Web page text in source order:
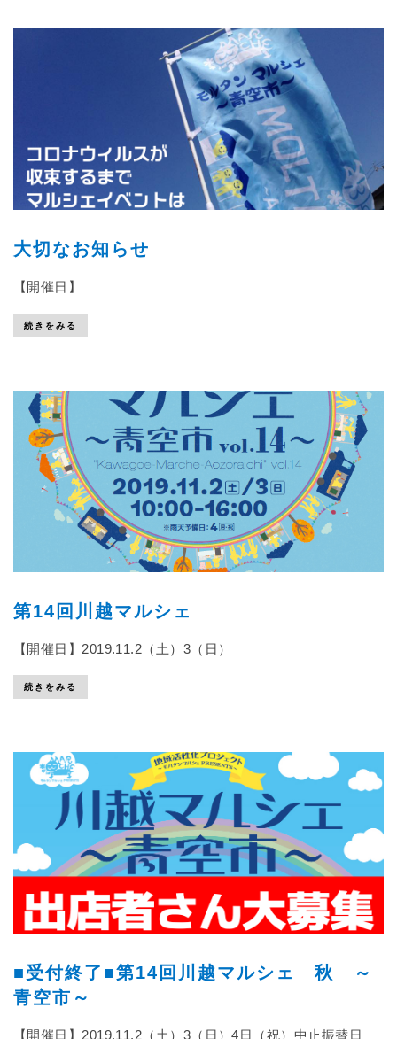
大切なお知らせ
【開催日】
続きをみる
第14回川越マルシェ
【開催日】2019.11.2（土）3（日）
続きをみる
■受付終了■第14回川越マルシェ 秋 ～
青空市～
【開催日】2019.11.2（土）3（日）4日（祝）中止振替日